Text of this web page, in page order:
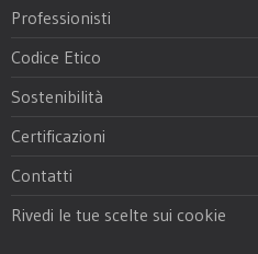
Professionisti
Codice Etico
Sostenibilità
Certificazioni
Contatti
Rivedi le tue scelte sui cookie